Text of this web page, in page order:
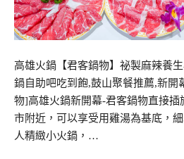
高雄火鍋【君客鍋物】祕製麻辣養
鍋自助吧吃到飽,鼓山聚餐推薦,新開
物]高雄火鍋新開幕-君客鍋物直接插
市附近，可以享受用雞湯為基底，
人精緻小火鍋，…